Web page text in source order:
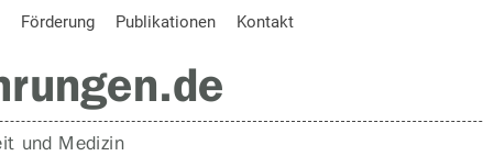
Förderung Publikationen Kontakt